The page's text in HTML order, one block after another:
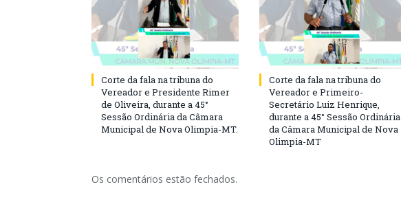
Corte da fala na tribuna do
Vereador e Presidente Rimer
de Oliveira, durante a 45°
Sessão Ordinária da Câmara
Municipal de Nova Olimpia-MT.
Corte da fala na tribuna do
Vereador e Primeiro-
Secretário Luiz Henrique,
durante a 45° Sessão Ordinária
da Câmara Municipal de Nova
Olimpia-MT
Os comentários estão fechados.